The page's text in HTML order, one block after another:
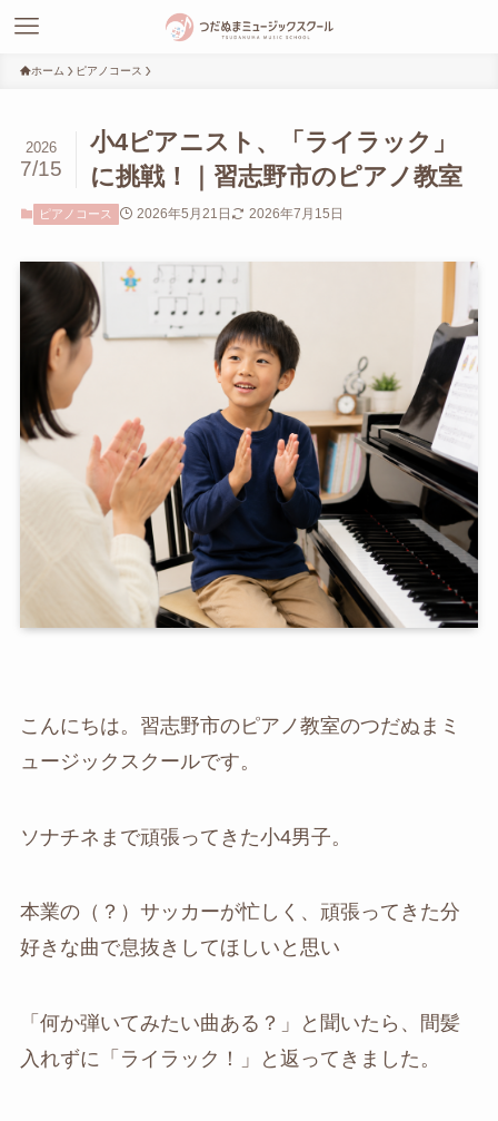
ホーム ピアノコース
小4ピアニスト、「ライラック」
に挑戦！｜習志野市のピアノ教室
2026
7/15
ピアノコース 2026年5月21日 2026年7月15日
こんにちは。習志野市のピアノ教室のつだぬまミ
ュージックスクールです。
ソナチネまで頑張ってきた小4男子。
本業の（？）サッカーが忙しく、頑張ってきた分
好きな曲で息抜きしてほしいと思い
「何か弾いてみたい曲ある？」と聞いたら、間髪
入れずに「ライラック！」と返ってきました。